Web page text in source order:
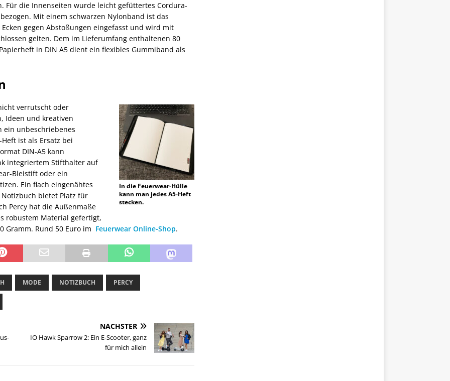
Für die Innenseiten wurde leicht gefüttertes Cordura-
Mit einem schwarzen Nylonband ist das
gegen Abstoßungen eingefasst und wird mit
gelten. Dem im Lieferumfang enthaltenen 80
in DIN A5 dient ein flexibles Gummiband als
In die Feuerwear-Hülle
kann man jedes A5-Heft
stecken.
verrutscht oder
Ideen und kreativen
ein unbeschriebenes
ist als Ersatz bei
DIN-A5 kann
integriertem Stifthalter auf
Bleistift oder ein
Ein flach eingenähtes
bietet Platz für
Percy hat die Außenmaße
robustem Material gefertigt,
Gramm. Rund 50 Euro im Feuerwear Online-Shop.
MODE NOTIZBUCH PERCY
NÄCHSTER
IO Hawk Sparrow 2: Ein E-Scooter, ganz
für mich allein